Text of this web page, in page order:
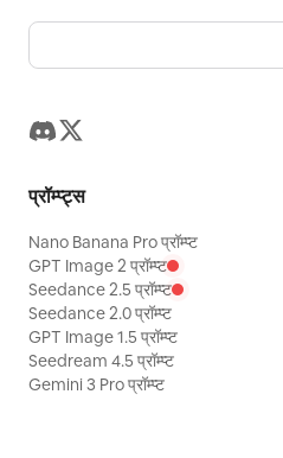
प्रॉम्प्ट्स
Nano Banana Pro प्रॉम्प्ट
GPT Image 2 प्रॉम्प्ट
Seedance 2.5 प्रॉम्प्ट
Seedance 2.0 प्रॉम्प्ट
GPT Image 1.5 प्रॉम्प्ट
Seedream 4.5 प्रॉम्प्ट
Gemini 3 Pro प्रॉम्प्ट